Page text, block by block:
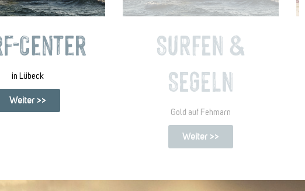
Center
in Lübeck
Weiter >>
SURFEN &
SEGELN
Gold auf Fehmarn
Weiter >>